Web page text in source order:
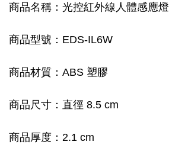
商品名稱：光控紅外線人體感應燈
商品型號：EDS-IL6W
商品材質：ABS 塑膠
商品尺寸：直徑 8.5 cm
商品厚度：2.1 cm